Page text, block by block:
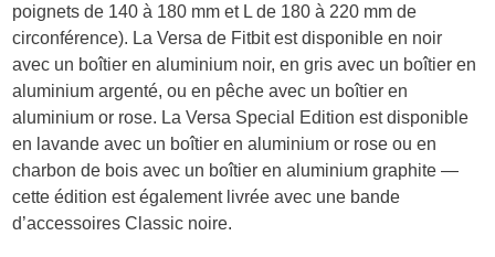
poignets de 140 à 180 mm et L de 180 à 220 mm de
circonférence). La Versa de Fitbit est disponible en noir
avec un boîtier en aluminium noir, en gris avec un boîtier en
aluminium argenté, ou en pêche avec un boîtier en
aluminium or rose. La Versa Special Edition est disponible
en lavande avec un boîtier en aluminium or rose ou en
charbon de bois avec un boîtier en aluminium graphite —
cette édition est également livrée avec une bande
d’accessoires Classic noire.